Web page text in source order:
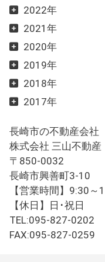
2022年
2021年
2020年
2019年
2018年
2017年
長崎市の不動産会社
株式会社 三山不動産
〒850-0032
長崎市興善町3-10
【営業時間】9:30～
【休日】日･祝日
TEL:095-827-0202
FAX:095-827-0259